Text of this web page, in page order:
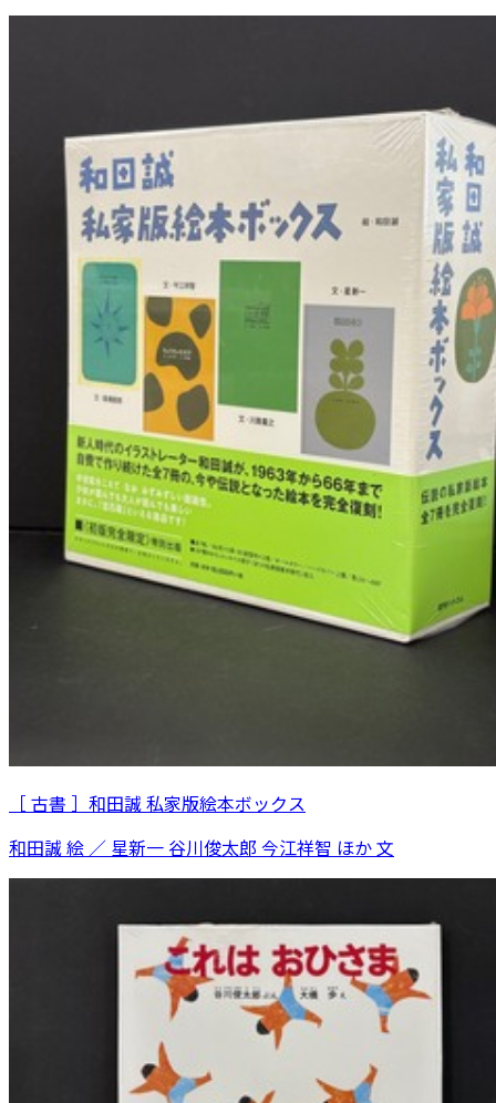
［ 古書 ］和田誠 私家版絵本ボックス
和田誠 絵 ／ 星新一 谷川俊太郎 今江祥智 ほか 文